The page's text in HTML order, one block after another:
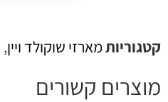
מארזי שוקולד ויין,
קשורים